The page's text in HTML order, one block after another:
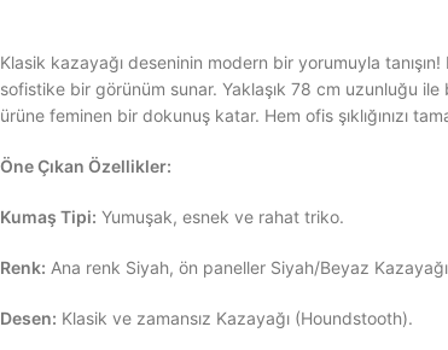
Klasik kazayağı deseninin modern bir yorumuyla
sofistike bir görünüm sunar. Yaklaşık 78 cm uzunluğu
ürüne feminen bir dokunuş katar. Hem ofis şıklığınızı
Öne Çıkan Özellikler:
Kumaş Tipi: Yumuşak, esnek ve rahat triko.
Renk: Ana renk Siyah, ön paneller Siyah/Beyaz
Desen: Klasik ve zamansız Kazayağı (Houndstooth).